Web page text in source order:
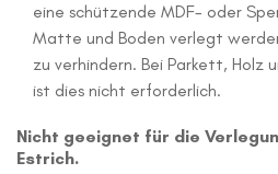
eine schützende MDF- oder
Matte und Boden verlegt
zu verhindern. Bei Parkett, Holz
ist dies nicht erforderlich.
Nicht geeignet für die
Estrich.